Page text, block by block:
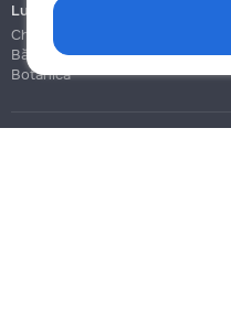
Lucrări de construcție și instalare
Chișinău
Bălți
Botanica